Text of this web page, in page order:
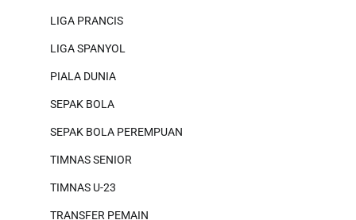
LIGA PRANCIS
LIGA SPANYOL
PIALA DUNIA
SEPAK BOLA
SEPAK BOLA PEREMPUAN
TIMNAS SENIOR
TIMNAS U-23
TRANSFER PEMAIN